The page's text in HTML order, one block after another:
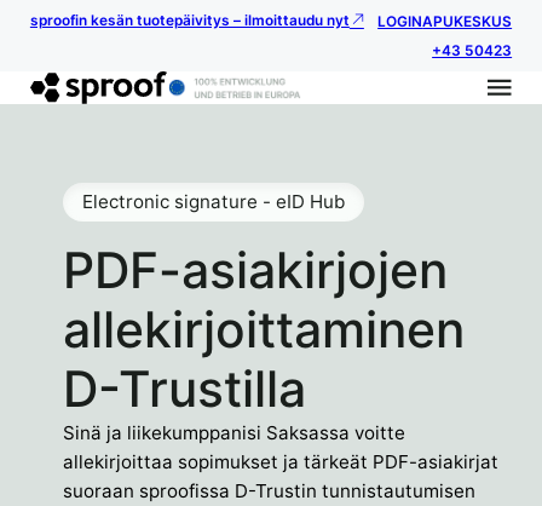
sproofin kesän tuotepäivitys – ilmoittaudu nyt LOGINAPUKESKUS
+43 50423
PDF-asiakirjojen
allekirjoittaminen
D-Trustilla
Electronic signature - eID Hub
Sinä ja liikekumppanisi Saksassa voitte
allekirjoittaa sopimukset ja tärkeät PDF-asiakirjat
suoraan sproofissa D-Trustin tunnistautumisen